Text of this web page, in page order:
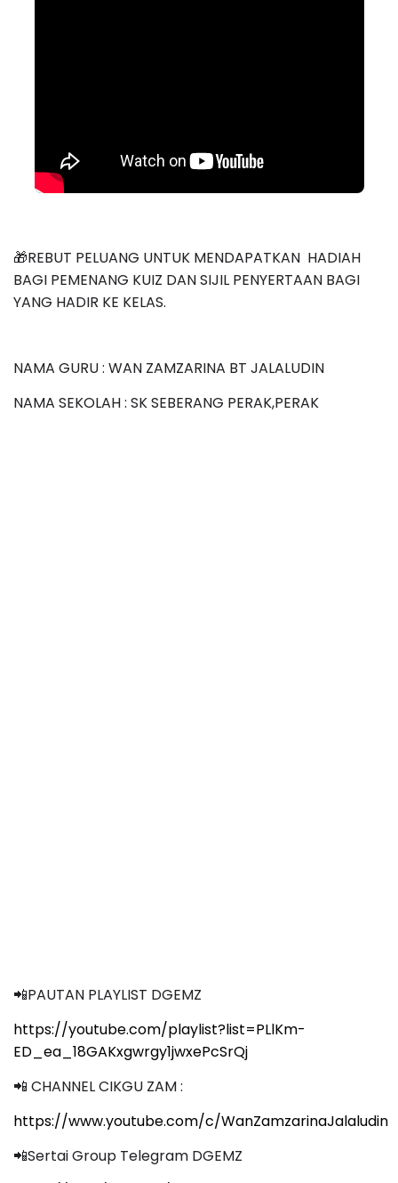
🎁REBUT PELUANG UNTUK MENDAPATKAN HADIAH
BAGI PEMENANG KUIZ DAN SIJIL PENYERTAAN BAGI
YANG HADIR KE KELAS.
NAMA GURU : WAN ZAMZARINA BT JALALUDIN
NAMA SEKOLAH : SK SEBERANG PERAK,PERAK
📲PAUTAN PLAYLIST DGEMZ
https://youtube.com/playlist?list=PLlKm-
ED_ea_18GAKxgwrgy1jwxePcSrQj
📲 CHANNEL CIKGU ZAM :
https://www.youtube.com/c/WanZamzarinaJalaludin
📲Sertai Group Telegram DGEMZ